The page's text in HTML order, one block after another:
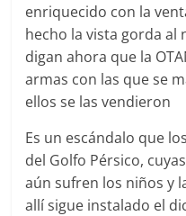
enriquecido con la
hecho la vista gorda al
digan ahora que la
armas con las que se
ellos se las vendieron
Es un escándalo que
del Golfo Pérsico,
aún sufren los niños y
allí sigue instalado el